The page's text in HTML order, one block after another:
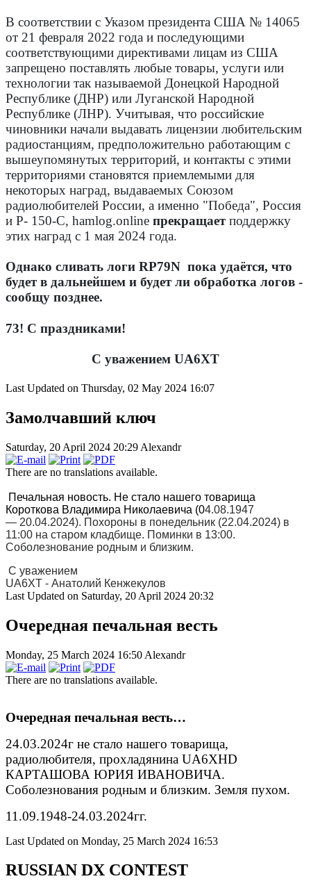
В соответствии с Указом президента США № 14065
от 21 февраля 2022 года и последующими
соответствующими директивами лицам из США
запрещено поставлять любые товары, услуги или
технологии так называемой Донецкой Народной
Республике (ДНР) или Луганской Народной
Республике (ЛНР). Учитывая, что российские
чиновники начали выдавать лицензии любительским
радиостанциям, предположительно работающим с
вышеупомянутых территорий, и контакты с этими
территориями становятся приемлемыми для
некоторых наград, выдаваемых Союзом
радиолюбителей России, а именно "Победа", Россия
и Р- 150-C, hamlog.online прекращает поддержку
этих наград с 1 мая 2024 года.
Однако сливать логи RP79N пока удаётся, что
будет в дальнейшем и будет ли обработка логов -
сообщу позднее.
73! С праздниками!
С уважением UA6XT
Last Updated on Thursday, 02 May 2024 16:07
Замолчавший ключ
Saturday, 20 April 2024 20:29 Alexandr
There are no translations available.
Печальная новость. Не стало нашего товарища
Короткова Владимира Николаевича (04.08.1947
— 20.04.2024). Похороны в понедельник (22.04.2024) в
11:00 на старом кладбище. Поминки в 13:00.
Соболезнование родным и близким.
С уважением
UA6XT - Анатолий Кенжекулов
Last Updated on Saturday, 20 April 2024 20:32
Очередная печальная весть
Monday, 25 March 2024 16:50 Alexandr
There are no translations available.
Очередная печальная весть…
24.03.2024г не стало нашего товарища,
радиолюбителя, прохладянина UA6XHD
КАРТАШОВА ЮРИЯ ИВАНОВИЧА.
Соболезнования родным и близким. Земля пухом.
11.09.1948-24.03.2024гг.
Last Updated on Monday, 25 March 2024 16:53
RUSSIAN DX CONTEST